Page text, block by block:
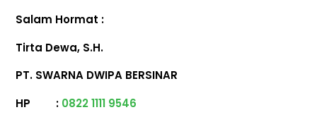
Salam Hormat :
Tirta Dewa, S.H.
PT. SWARNA DWIPA BERSINAR
HP : 0822 1111 9546